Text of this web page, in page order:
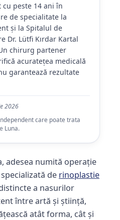
cu peste 14 ani în
de specialitate la
și la Spitalul de
Dr. Lütfi Kırdar Kartal
chirurg partener
acuratețea medicală
garantează rezultate
2026
care poate trata
Luna.
adesea numită operație
de rinoplastie
a nasurilor
între artă și știință,
atât forma, cât și